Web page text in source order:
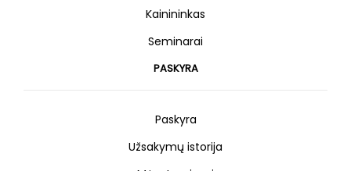
Kainininkas
Seminarai
PASKYRA
Paskyra
Užsakymų istorija